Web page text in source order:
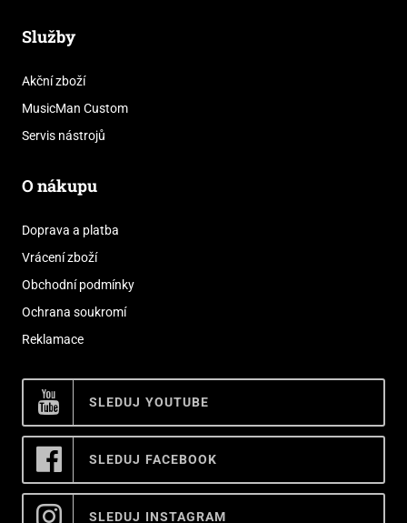
Služby
Akční zboží
MusicMan Custom
Servis nástrojů
O nákupu
Doprava a platba
Vrácení zboží
Obchodní podmínky
Ochrana soukromí
Reklamace
SLEDUJ YOUTUBE
SLEDUJ FACEBOOK
SLEDUJ INSTAGRAM